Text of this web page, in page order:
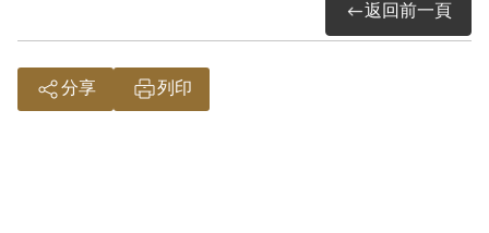
以非法之方法顛覆政府而著手實行」判處無
外沒收。1975年經臺灣警備總司令部裁定減
處有期徒刑15年。1984年2月12日刑滿開
返回前一頁
分享 列印